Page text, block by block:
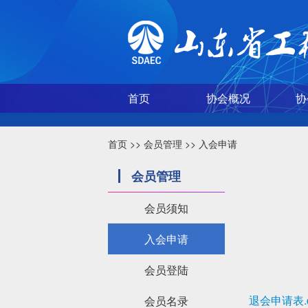
首页 协会概况
首页 >> 会员管理 >> 入会申请
会员管理
会员须知
入会申请
会员登陆
会员名录
退会申请表